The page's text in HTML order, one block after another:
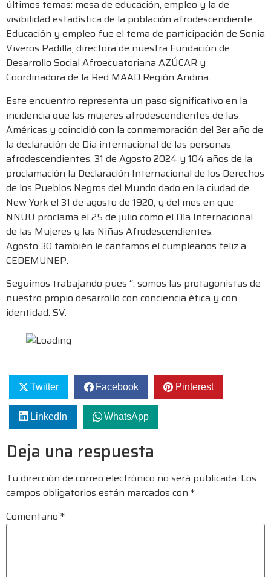
últimos temas: mesa de educación, empleo y la de
visibilidad estadística de la población afrodescendiente.
Educación y empleo fue el tema de participación de Sonia
Viveros Padilla, directora de nuestra Fundación de
Desarrollo Social Afroecuatoriana AZÚCAR y
Coordinadora de la Red MAAD Región Andina.
Este encuentro representa un paso significativo en la
incidencia que las mujeres afrodescendientes de las
Américas y coincidió con la conmemoración del 3er año de
la declaración de Día internacional de las personas
afrodescendientes, 31 de Agosto 2024 y 104 años de la
proclamación la Declaración Internacional de los Derechos
de los Pueblos Negros del Mundo dado en la ciudad de
New York el 31 de agosto de 1920, y del mes en que
NNUU proclama el 25 de julio como el Día Internacional
de las Mujeres y las Niñas Afrodescendientes.
Agosto 30 también le cantamos el cumpleaños feliz a
CEDEMUNEP.
Seguimos trabajando pues “. somos las protagonistas de
nuestro propio desarrollo con conciencia ética y con
identidad. SV.
Twitter Facebook Pinterest
LinkedIn WhatsApp
Deja una respuesta
Tu dirección de correo electrónico no será publicada. Los
campos obligatorios están marcados con *
Comentario *